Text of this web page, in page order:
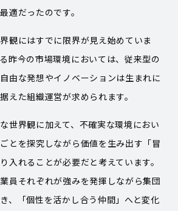
適だったのです。
観にはすでに限界が見え始めていま
昨今の市場環境においては、従来型の
由な発想やイノベーションは生まれに
えた組織運営が求められます。
世界観に加えて、不確実な環境におい
とを探究しながら価値を生み出す「冒
入れることが必要だと考えています。
員それぞれが強みを発揮しながら集団
、「個性を活かし合う仲間」へと変化